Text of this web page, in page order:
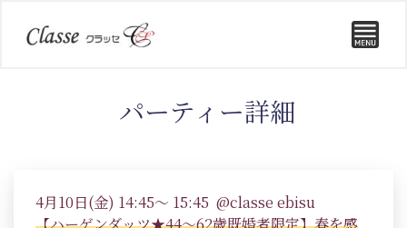
パーティー詳細
4月10日(金) 14:45～ 15:45 @classe ebisu